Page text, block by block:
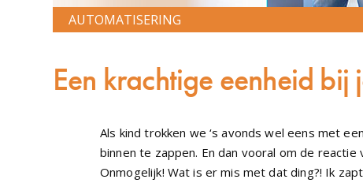
AUTOMATISERING
Een krachtige eenheid bij
Als kind trokken we ‘s avonds wel eens met
binnen te zappen. En dan vooral om de
Onmogelijk! Wat is er mis met dat ding?! Ik